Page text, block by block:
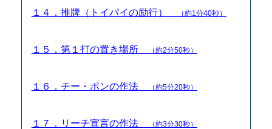
１４．推牌（トイパイの励行） （約1分40秒）
１５．第１打の置き場所 （約2分50秒）
１６．チー・ポンの作法 （約5分20秒）
１７．リーチ宣言の作法 （約3分30秒）